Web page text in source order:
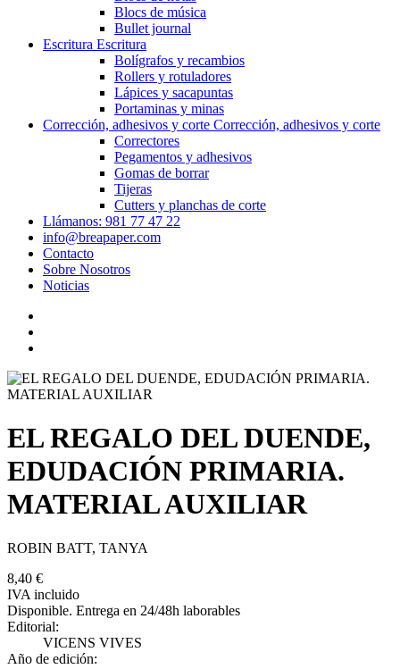
Blocs de música
Bullet journal
Escritura Escritura
Bolígrafos y recambios
Rollers y rotuladores
Lápices y sacapuntas
Portaminas y minas
Corrección, adhesivos y corte Corrección, adhesivos y corte
Correctores
Pegamentos y adhesivos
Gomas de borrar
Tijeras
Cutters y planchas de corte
Llámanos: 981 77 47 22
info@breapaper.com
Contacto
Sobre Nosotros
Noticias
EL REGALO DEL DUENDE,
EDUDACIÓN PRIMARIA.
MATERIAL AUXILIAR
ROBIN BATT, TANYA
8,40 €
IVA incluido
Disponible. Entrega en 24/48h laborables
Editorial:
VICENS VIVES
Año de edición: